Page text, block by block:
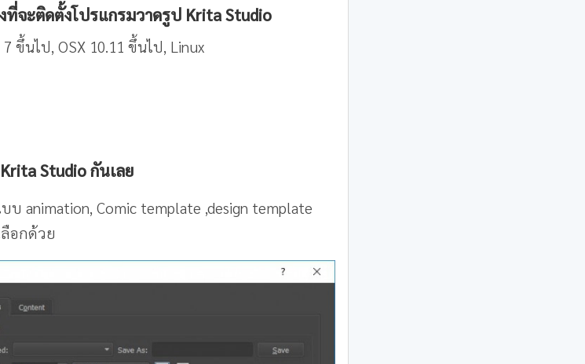
ที่จะติดตั้งโปรแกรมวาดรูป Krita Studio
ขึ้นไป, OSX 10.11 ขึ้นไป, Linux
Studio กันเลย
animation, Comic template ,design template
อกด้วย